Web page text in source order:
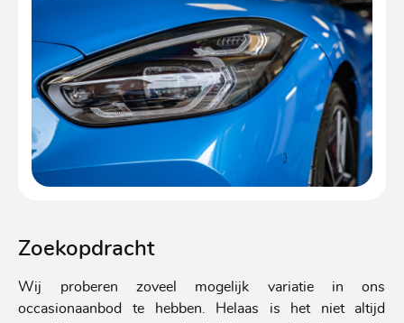
Zoekopdracht
Wij proberen zoveel mogelijk variatie in ons
occasionaanbod te hebben. Helaas is het niet altijd